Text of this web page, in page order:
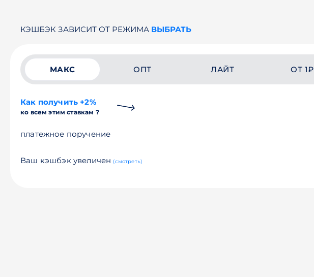
КЭШБЭК ЗАВИСИТ ОТ РЕЖИМА ВЫБРАТЬ
МАКС ОПТ ЛАЙТ ОТ 1₽
Как получить +2%
ко всем этим ставкам ?
платежное поручение
Ваш кэшбэк увеличен (смотреть)